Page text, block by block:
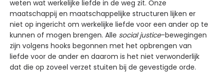
weten wat werkelijke liefde in de weg zit. Onze
maatschappij en maatschappelijke structuren lijken er
niet op ingericht om werkelijke liefde voor een ander op te
kunnen of mogen brengen. Alle social justice-bewegingen
zijn volgens hooks begonnen met het opbrengen van
liefde voor de ander en daarom is het niet verwonderlijk
dat die op zoveel verzet stuiten bij de gevestigde orde.